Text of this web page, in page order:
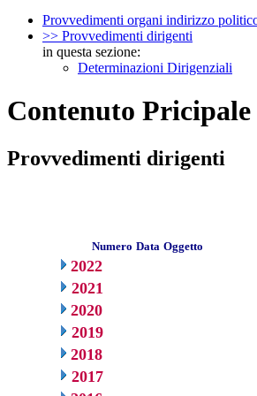
Provvedimenti organi indirizzo
>> Provvedimenti dirigenti
in questa sezione:
Determinazioni Dirigenziali
Contenuto
Provvedimenti dirigenti
Numero Data Oggetto
2022
2021
2020
2019
2018
2017